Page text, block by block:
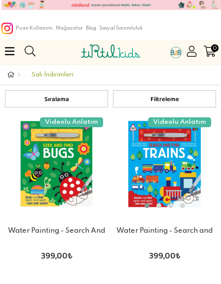
Puan Kullanımı Mağazalar Blog Sosyal Sorumluluk
0
Salı İndirimleri
Filtreleme
Sıralama
Videolu Anlatım
Water Painting - Search And
399,00₺
Videolu Anlatım
Water Painting - Search and
399,00₺